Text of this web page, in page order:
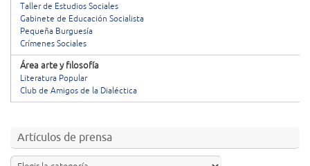
Taller de Estudios Sociales
Gabinete de Educación Socialista
Pequeña Burguesía
Crímenes Sociales
Área arte y filosofía
Literatura Popular
Club de Amigos de la Dialéctica
Artículos de prensa